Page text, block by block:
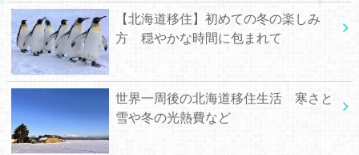
【北海道移住】初めての冬の楽しみ
方 穏やかな時間に包まれて
世界一周後の北海道移住生活 寒さと
雪や冬の光熱費など